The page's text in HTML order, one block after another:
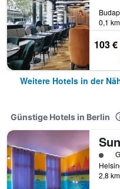
0,1
103 €
Weitere Hotels in der
Günstige Hotels in Berlin
2,8